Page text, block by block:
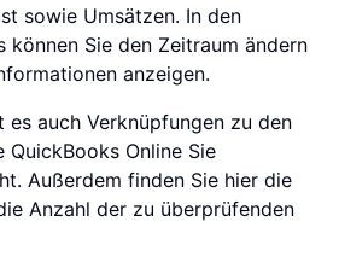
sowie Umsätzen. In den
können Sie den Zeitraum ändern
anzeigen.
es auch Verknüpfungen zu den
QuickBooks Online Sie
Außerdem finden Sie hier die
Anzahl der zu überprüfenden